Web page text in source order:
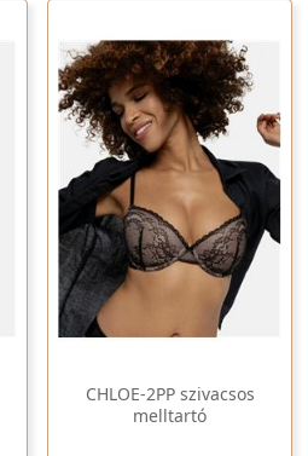
CHLOE-2PP szivacsos
melltartó